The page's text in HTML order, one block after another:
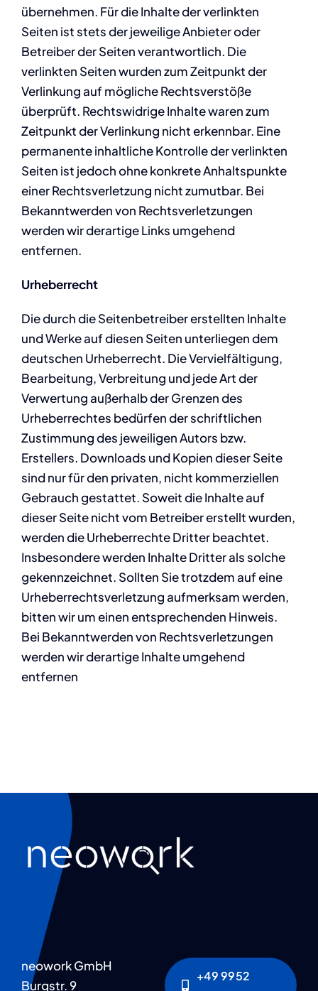
übernehmen. Für die Inhalte der verlinkten
Seiten ist stets der jeweilige Anbieter oder
Betreiber der Seiten verantwortlich. Die
verlinkten Seiten wurden zum Zeitpunkt der
Verlinkung auf mögliche Rechtsverstöße
überprüft. Rechtswidrige Inhalte waren zum
Zeitpunkt der Verlinkung nicht erkennbar. Eine
permanente inhaltliche Kontrolle der verlinkten
Seiten ist jedoch ohne konkrete Anhaltspunkte
einer Rechtsverletzung nicht zumutbar. Bei
Bekanntwerden von Rechtsverletzungen
werden wir derartige Links umgehend
entfernen.
Urheberrecht
Die durch die Seitenbetreiber erstellten Inhalte
und Werke auf diesen Seiten unterliegen dem
deutschen Urheberrecht. Die Vervielfältigung,
Bearbeitung, Verbreitung und jede Art der
Verwertung außerhalb der Grenzen des
Urheberrechtes bedürfen der schriftlichen
Zustimmung des jeweiligen Autors bzw.
Erstellers. Downloads und Kopien dieser Seite
sind nur für den privaten, nicht kommerziellen
Gebrauch gestattet. Soweit die Inhalte auf
dieser Seite nicht vom Betreiber erstellt wurden,
werden die Urheberrechte Dritter beachtet.
Insbesondere werden Inhalte Dritter als solche
gekennzeichnet. Sollten Sie trotzdem auf eine
Urheberrechtsverletzung aufmerksam werden,
bitten wir um einen entsprechenden Hinweis.
Bei Bekanntwerden von Rechtsverletzungen
werden wir derartige Inhalte umgehend
entfernen
neowork GmbH
Burgstr. 9
+49 9952